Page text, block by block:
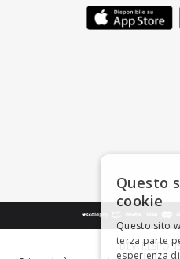
BEVI
Questo
cookie
Questo sito
terza parte
esperienza